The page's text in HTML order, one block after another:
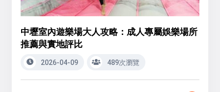
中壢室內遊樂場大人攻略：成人專屬娛樂場所
推薦與實地評比
2026-04-09 489次瀏覽